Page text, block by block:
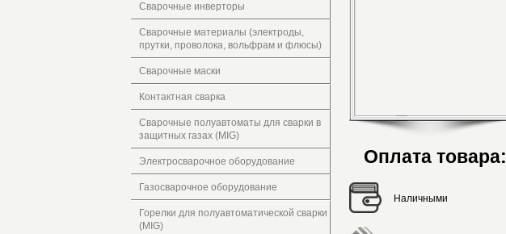
Сварочные инверторы
Сварочные материалы (электроды,
прутки, проволока, вольфрам и флюсы)
Сварочные маски
Контактная сварка
Сварочные полуавтоматы для сварки в
защитных газах (MIG)
Электросварочное оборудование
Газосварочное оборудование
Горелки для полуавтоматической сварки
(MIG)
Оплата товара:
Наличными